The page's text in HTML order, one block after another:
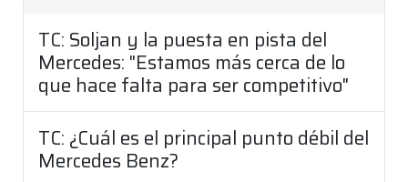
TC: Soljan y la puesta en pista del
Mercedes: "Estamos más cerca de lo
que hace falta para ser competitivo"
TC: ¿Cuál es el principal punto débil del
Mercedes Benz?